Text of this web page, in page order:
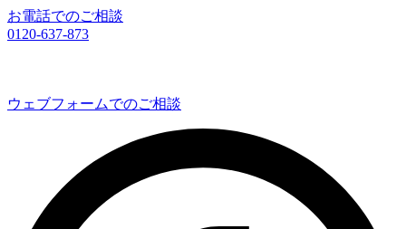
お電話でのご相談
0120-637-873
ウェブフォームでのご相談